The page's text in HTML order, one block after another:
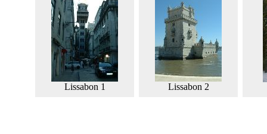
Lissabon 1 Lissabon 2